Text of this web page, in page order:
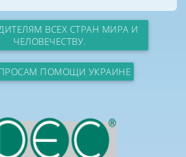
ВСЕХ СТРАН МИРА И
ЧЕЛОВЕЧЕСТВУ.
ПОМОЩИ УКРАИНЕ